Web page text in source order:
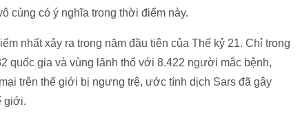
cùng có ý nghĩa trong thời điểm này.
nhất xảy ra trong năm đầu tiên của Thế kỷ 21. Chỉ trong
quốc gia và vùng lãnh thổ với 8.422 người mắc bệnh,
trên thế giới bị ngưng trệ, ước tính dịch Sars đã gây
giới.